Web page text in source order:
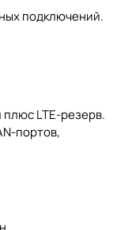
подключений.
плюс LTE-резерв.
портов,